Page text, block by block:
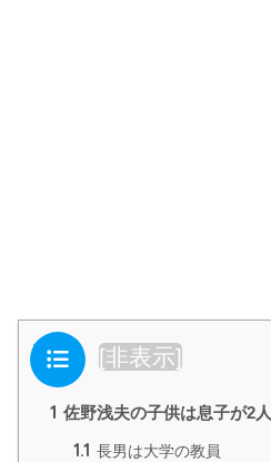
目次 [非表示]
1 佐野浅夫の子供は息子が2人
1.1 長男は大学の教員